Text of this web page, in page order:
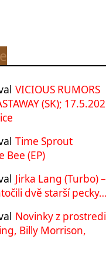
VICIOUS RUMORS
(SK);
Time Sprout
Bee (EP)
Jirka Lang (Turbo) –
dvě starší
Novinky z
Billy Morrison,